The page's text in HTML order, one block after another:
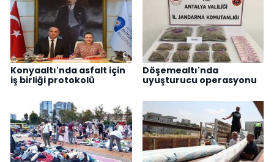
Konyaaltı'nda asfalt için
iş birliği protokolü
Döşemealtı'nda
uyuşturucu operasyonu